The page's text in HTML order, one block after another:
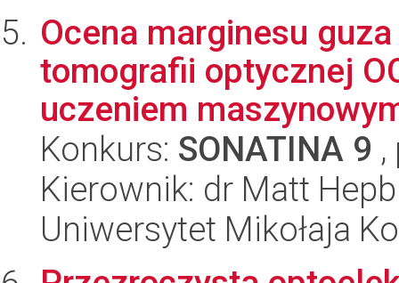
Ocena marginesu
tomografii optycznej
uczeniem
Konkurs: SONATINA 9
Kierownik: dr Matt
Uniwersytet Mikołaja